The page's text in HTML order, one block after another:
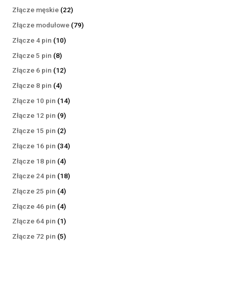
Złącze męskie 2222
produkty
Złącze modułowe 7979
Złącze 4 pin 1010
Złącze 5 pin 88
produktów
Złącze 6 pin 1212
Złącze 8 pin 44
produkty
Złącze 10 pin 1414
Złącze 12 pin 99
produktów
Złącze 15 pin 22
produkty
Złącze 16 pin 3434
Złącze 18 pin 44
produkty
Złącze 24 pin 1818
Złącze 25 pin 44
produkty
Złącze 46 pin 44
produkty
Złącze 64 pin 11
produkt
Złącze 72 pin 55